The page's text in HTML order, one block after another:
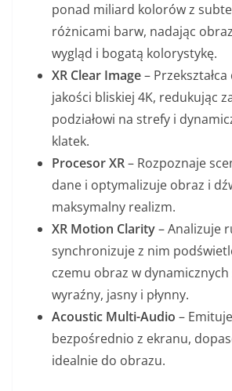
ponad miliard kolorów z
różnicami barw, nadając
wygląd i bogatą kolorystykę.
XR Clear Image–
jakości bliskiej 4K, redukując
podziałowi na strefy i
klatek.
Procesor XR– Rozpoznaje
dane i optymalizuje obraz i
maksymalny realizm.
XR Motion Clarity– Analizuje
synchronizuje z nim
czemu obraz w
wyraźny, jasny i płynny.
Acoustic Multi-Audio –
bezpośrednio z ekranu,
idealnie do obrazu.